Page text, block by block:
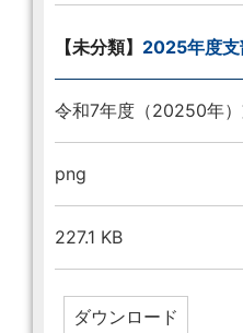
【未分類】 2025年度支
令和7年度（20250年
png
227.1 KB